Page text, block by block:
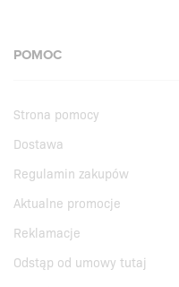
POMOC
Strona pomocy
Dostawa
Regulamin zakupów
Aktualne promocje
Reklamacje
Odstąp od umowy tutaj